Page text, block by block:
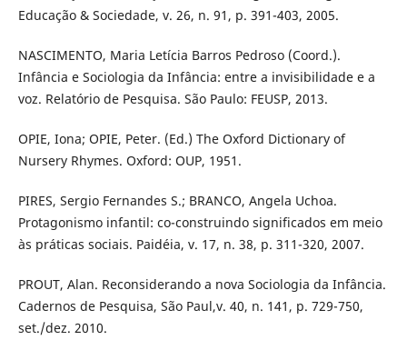
Educação & Sociedade, v. 26, n. 91, p. 391-403, 2005.
NASCIMENTO, Maria Letícia Barros Pedroso (Coord.).
Infância e Sociologia da Infância: entre a invisibilidade e a
voz. Relatório de Pesquisa. São Paulo: FEUSP, 2013.
OPIE, Iona; OPIE, Peter. (Ed.) The Oxford Dictionary of
Nursery Rhymes. Oxford: OUP, 1951.
PIRES, Sergio Fernandes S.; BRANCO, Angela Uchoa.
Protagonismo infantil: co-construindo significados em meio
às práticas sociais. Paidéia, v. 17, n. 38, p. 311-320, 2007.
PROUT, Alan. Reconsiderando a nova Sociologia da Infância.
Cadernos de Pesquisa, São Paul,v. 40, n. 141, p. 729-750,
set./dez. 2010.